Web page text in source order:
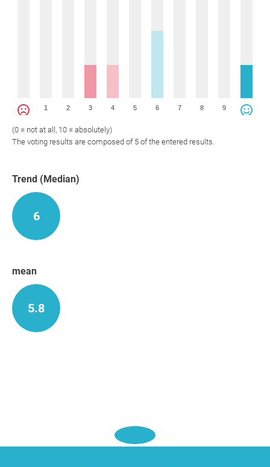
1 2 3 4 5 6 7 8 9
(0 = not at all, 10 = absolutely)
The voting results are composed of 5 of the entered results.
Trend (Median)
6
mean
5.8